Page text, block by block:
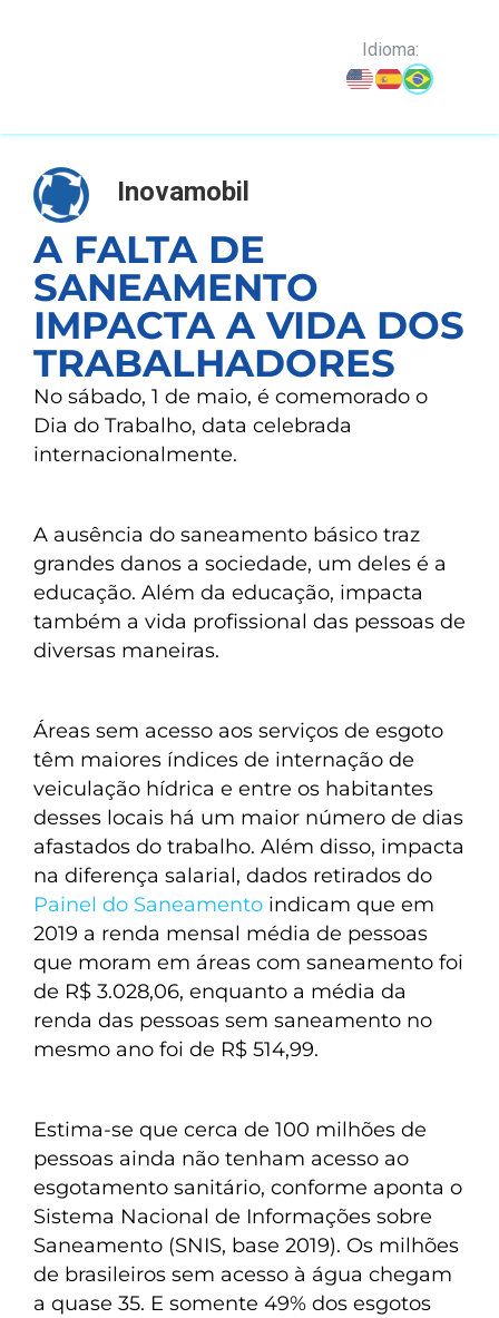
Idioma:
Inovamobil
A FALTA DE
SANEAMENTO
IMPACTA A VIDA DOS
TRABALHADORES
No sábado, 1 de maio, é comemorado o
Dia do Trabalho, data celebrada
internacionalmente.
A ausência do saneamento básico traz
grandes danos a sociedade, um deles é a
educação. Além da educação, impacta
também a vida profissional das pessoas de
diversas maneiras.
Áreas sem acesso aos serviços de esgoto
têm maiores índices de internação de
veiculação hídrica e entre os habitantes
desses locais há um maior número de dias
afastados do trabalho. Além disso, impacta
na diferença salarial, dados retirados do
Painel do Saneamento indicam que em
2019 a renda mensal média de pessoas
que moram em áreas com saneamento foi
de R$ 3.028,06, enquanto a média da
renda das pessoas sem saneamento no
mesmo ano foi de R$ 514,99.
Estima-se que cerca de 100 milhões de
pessoas ainda não tenham acesso ao
esgotamento sanitário, conforme aponta o
Sistema Nacional de Informações sobre
Saneamento (SNIS, base 2019). Os milhões
de brasileiros sem acesso à água chegam
a quase 35. E somente 49% dos esgotos